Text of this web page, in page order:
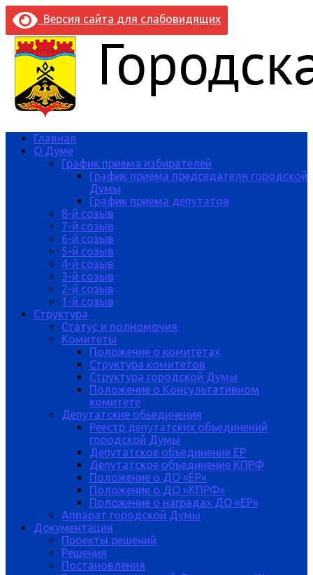
Версия сайта для слабовидящих
Главная
О Думе
График приема избирателей
График приема председателя городской
Думы
График приема депутатов
8-й созыв
7-й созыв
6-й созыв
5-й созыв
4-й созыв
3-й созыв
2-й созыв
1-й созыв
Структура
Статус и полномочия
Комитеты
Положение о комитетах
Структура комитетов
Структура городской Думы
Положение о Консультативном
комитете
Депутатские обьединения
Реестр депутатских объединений
городской Думы
Депутатское объединение ЕР
Депутатское объединение КПРФ
Положение о ДО «ЕР»
Положение о ДО «КПРФ»
Положение о наградах ДО «ЕР»
Аппарат городской Думы
Документация
Проекты решений
Решения
Постановления